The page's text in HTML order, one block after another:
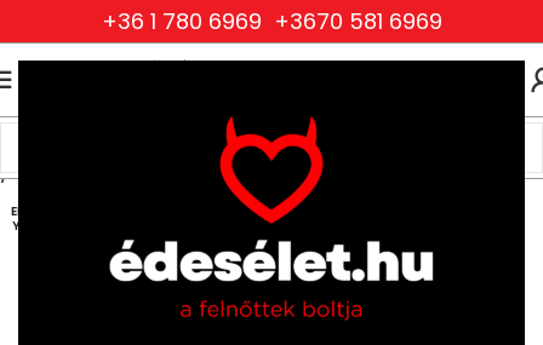
+36 1 780 6969 +3670 581 6969
Szexjátékok Pénisz és Erekció Növelés
Pénisz Köpenyek
ELFOG
YOTT